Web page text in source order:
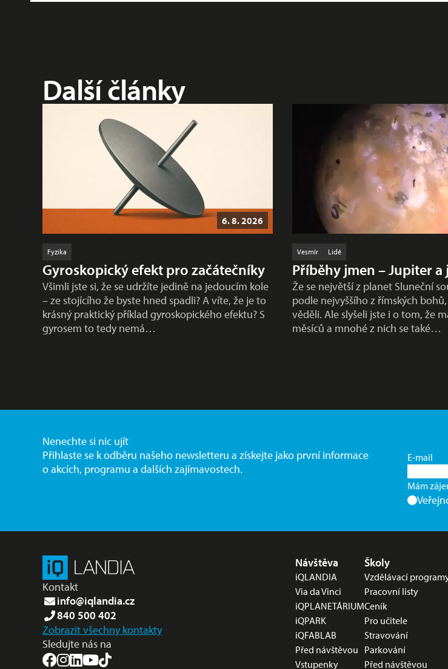
Další články
6. 8. 2026
Fyzika
Gyroskopický efekt pro začátečníky
Všimli jste si, že se udržíte jedině na jedoucím kole
– ze stojícího že byste hned spadli? A víte, že je to
krásný praktický příklad gyroskopického efektu? S
gyrosem to tedy nemá…
Vesmír Lidé
Příběhy jmen – Jupiter a
Že se největší z planet Sluneční
podle nejvyššího z římských
věděli. Ale slyšeli jste i o tom, že
měsíců a mnohé z nich se také…
Nenechte si nic ujít
Přihlaste se k odběru našeho newsletteru a získejte jako první informace
o akcích, programu a dalších zajímavostech.
E-mail
Mám
Kontakt
info@iqlandia.cz
840 500 402
Zobrazit všechny kontakty
Sledujte nás na
Nabídka v zápatí
Návštěva
iQLANDIA
Via da Vinci
iQPLANETÁRIUM
iQPARK
iQFABLAB
Před návštěvou
Vstupenky
Školy
Vzdělávací
Pracovní listy
Ceník
Pro učitele
Stravování
Parkování
Před návštěvou